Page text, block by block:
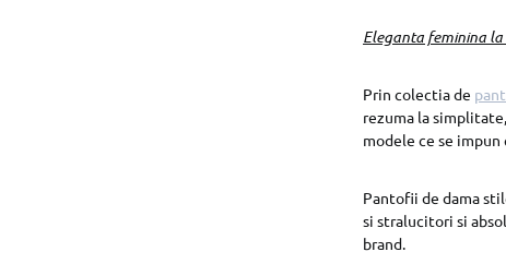
Eleganta feminina
Prin colectia de
rezuma la
modele ce se
Pantofii de dama
si stralucitori si
brand.